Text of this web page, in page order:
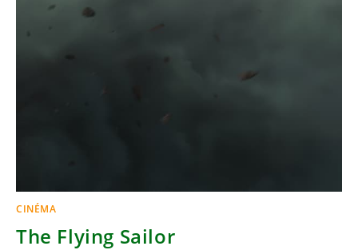
CINÉMA
The Flying Sailor